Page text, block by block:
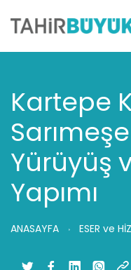
Kartepe
Yürüyüş
Yapımı
ANASAYFA ESER ve